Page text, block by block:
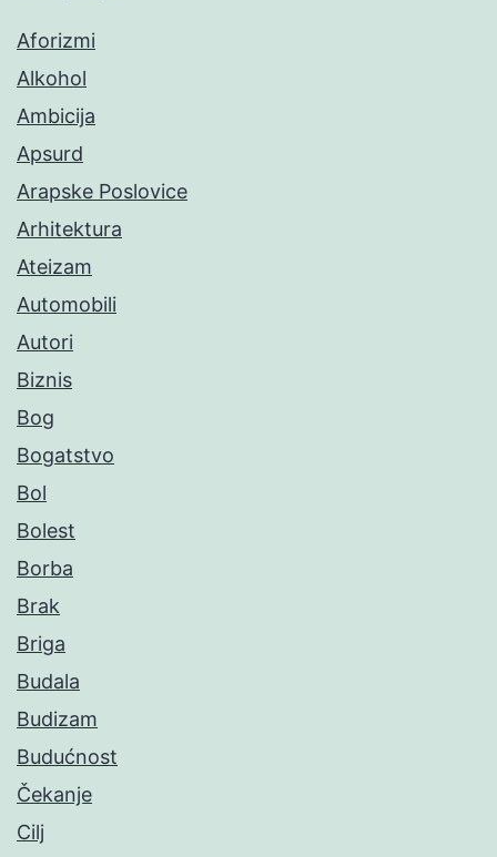
Aforizmi
Alkohol
Ambicija
Apsurd
Arapske Poslovice
Arhitektura
Ateizam
Automobili
Autori
Biznis
Bog
Bogatstvo
Bol
Bolest
Borba
Brak
Briga
Budala
Budizam
Budućnost
Čekanje
Cilj